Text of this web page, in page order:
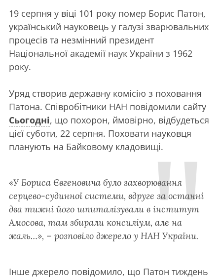
19 серпня у віці 101 року помер Борис Патон,
український науковець у галузі зварювальних
процесів та незмінний президент
Національної академії наук України з 1962
року.
Уряд створив державну комісію з поховання
Патона. Співробітники НАН повідомили сайту
Сьогодні, що похорон, ймовірно, відбудеться
цієї суботи, 22 серпня. Поховати науковця
планують на Байковому кладовищі.
«У Бориса Євгеновича було захворювання
серцево-судинної системи, вдруге за останні
два тижні його шпиталізували в інститут
Амосова, там збирали консиліум, але на
жаль…», – розповіло джерело у НАН України.
Інше джерело повідомило, що Патон тиждень